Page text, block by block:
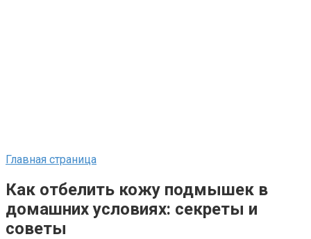
Главная страница
Как отбелить кожу подмышек в
домашних условиях: секреты и
советы